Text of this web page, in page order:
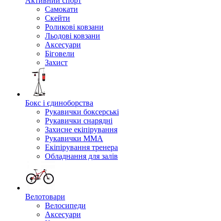
Самокати
Скейти
Роликові ковзани
Льодові ковзани
Аксесуари
Біговели
Захист
Бокс і єдиноборства
Рукавички боксерські
Рукавички снарядні
Захисне екіпірування
Рукавички ММА
Екіпірування тренера
Обладнання для залів
Велотовари
Велосипеди
Аксесуари